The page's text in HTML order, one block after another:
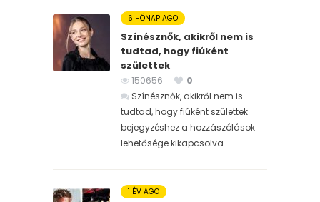
6 HÓNAP AGO
Színésznők, akikről nem is
tudtad, hogy fiúként
születtek
150656
0
Színésznők, akikről nem is
tudtad, hogy fiúként születtek
bejegyzéshez a hozzászólások
lehetősége kikapcsolva
1 ÉV AGO